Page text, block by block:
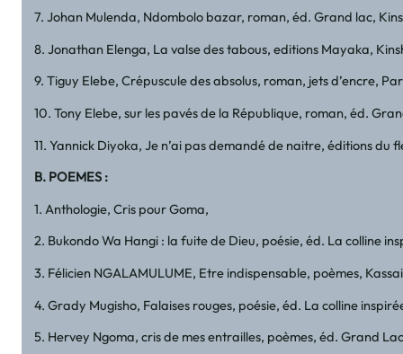
7. Johan Mulenda, Ndombolo bazar, roman, éd. Grand lac,
8. Jonathan Elenga, La valse des tabous, editions Mayaka,
9. Tiguy Elebe, Crépuscule des absolus, roman, jets d’encre,
10. Tony Elebe, sur les pavés de la République, roman, éd.
11. Yannick Diyoka, Je n’ai pas demandé de naitre, éditions du
B. POEMES :
1. Anthologie, Cris pour Goma,
2. Bukondo Wa Hangi : la fuite de Dieu, poésie, éd. La colline
3. Félicien NGALAMULUME, Etre indispensable, poèmes,
4. Grady Mugisho, Falaises rouges, poésie, éd. La colline
5. Hervey Ngoma, cris de mes entrailles, poèmes, éd. Grand